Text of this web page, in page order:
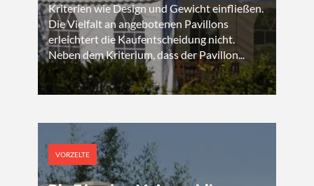
Kriterien wie Design und Gewicht einfließen.
Die Vielfalt an angebotenen Pavillons
erleichtert die Kaufentscheidung nicht.
Neben dem Kriterium, dass der Pavillon...
VORZELTE